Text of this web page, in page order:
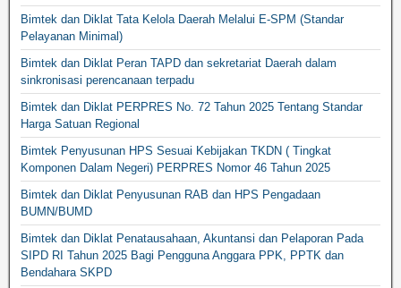
Bimtek dan Diklat Tata Kelola Daerah Melalui E-SPM (Standar
Pelayanan Minimal)
Bimtek dan Diklat Peran TAPD dan sekretariat Daerah dalam
sinkronisasi perencanaan terpadu
Bimtek dan Diklat PERPRES No. 72 Tahun 2025 Tentang Standar
Harga Satuan Regional
Bimtek Penyusunan HPS Sesuai Kebijakan TKDN ( Tingkat
Komponen Dalam Negeri) PERPRES Nomor 46 Tahun 2025
Bimtek dan Diklat Penyusunan RAB dan HPS Pengadaan
BUMN/BUMD
Bimtek dan Diklat Penatausahaan, Akuntansi dan Pelaporan Pada
SIPD RI Tahun 2025 Bagi Pengguna Anggara PPK, PPTK dan
Bendahara SKPD